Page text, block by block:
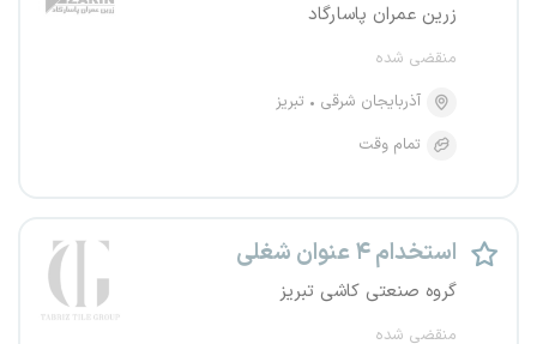
زرین عمران پاسارگاد
منقضی شده
آذربایجان شرقی
تبریز
تمام وقت
استخدام ۴ عنوان شغلی
گروه صنعتی کاشی تبریز
منقضی شده